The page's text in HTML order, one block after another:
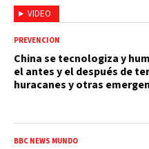
VIDEO
PREVENCIÓN
China se tecnologiza y
el antes y el después de
huracanes y otras
BBC NEWS MUNDO